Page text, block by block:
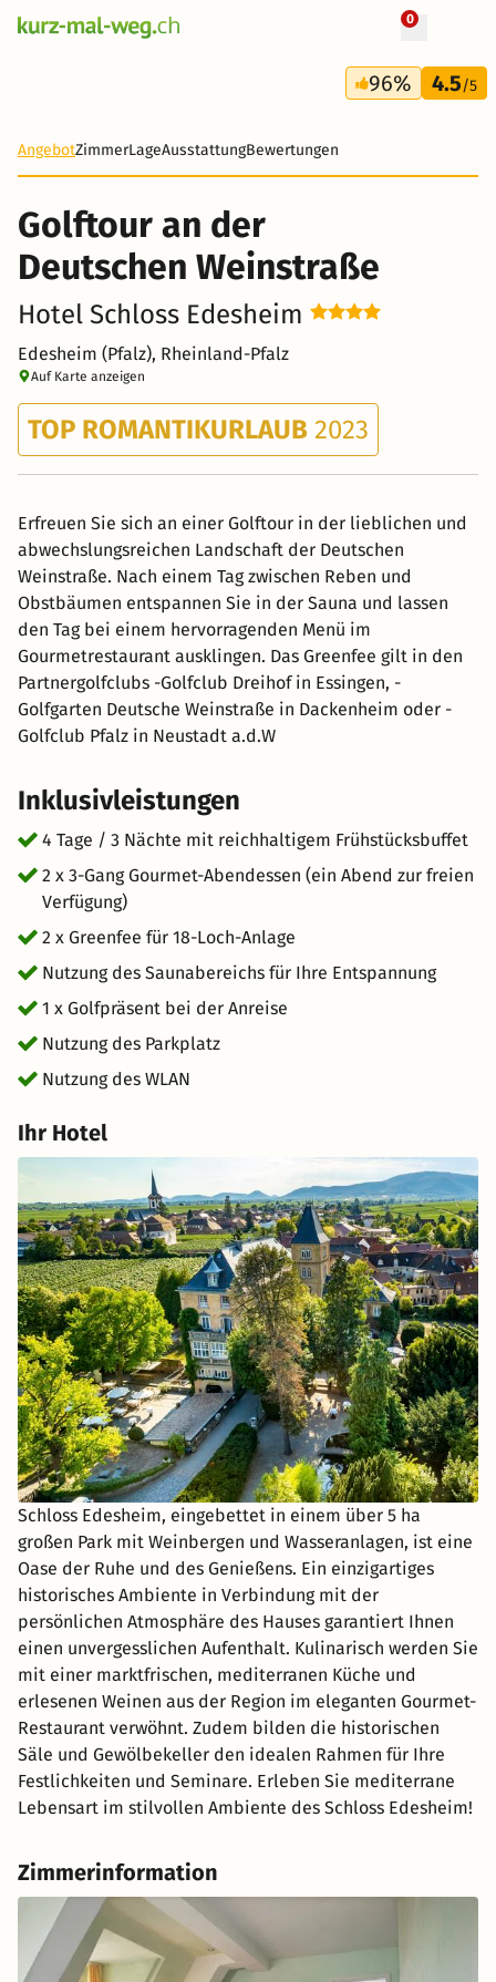
0
4 Tage
443 CHF
96% 4.5/5
AngebotZimmerLageAusstattungBewertungen
Golftour an der
Deutschen Weinstraße
Hotel Schloss Edesheim
Edesheim (Pfalz), Rheinland-Pfalz
Auf Karte anzeigen
TOP ROMANTIKURLAUB 2023
Erfreuen Sie sich an einer Golftour in der lieblichen und
abwechslungsreichen Landschaft der Deutschen
Weinstraße. Nach einem Tag zwischen Reben und
Obstbäumen entspannen Sie in der Sauna und lassen
den Tag bei einem hervorragenden Menü im
Gourmetrestaurant ausklingen. Das Greenfee gilt in den
Partnergolfclubs -Golfclub Dreihof in Essingen, -
Golfgarten Deutsche Weinstraße in Dackenheim oder -
Golfclub Pfalz in Neustadt a.d.W
Inklusivleistungen
4 Tage / 3 Nächte mit reichhaltigem Frühstücksbuffet
2 x 3-Gang Gourmet-Abendessen (ein Abend zur freien
Verfügung)
2 x Greenfee für 18-Loch-Anlage
Nutzung des Saunabereichs für Ihre Entspannung
1 x Golfpräsent bei der Anreise
Nutzung des Parkplatz
Nutzung des WLAN
Ihr Hotel
Schloss Edesheim, eingebettet in einem über 5 ha
großen Park mit Weinbergen und Wasseranlagen, ist eine
Oase der Ruhe und des Genießens. Ein einzigartiges
historisches Ambiente in Verbindung mit der
persönlichen Atmosphäre des Hauses garantiert Ihnen
einen unvergesslichen Aufenthalt. Kulinarisch werden Sie
mit einer marktfrischen, mediterranen Küche und
erlesenen Weinen aus der Region im eleganten Gourmet-
Restaurant verwöhnt. Zudem bilden die historischen
Säle und Gewölbekeller den idealen Rahmen für Ihre
Festlichkeiten und Seminare. Erleben Sie mediterrane
Lebensart im stilvollen Ambiente des Schloss Edesheim!
Zimmerinformation